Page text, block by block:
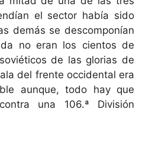
el sector había sido
demás se descomponían
no eran los cientos de
de las glorias de
del frente occidental era
aunque, todo hay que
una 106.ª División